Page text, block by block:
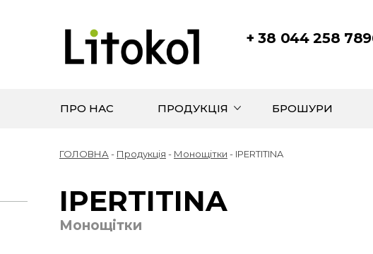
+ 38 044 258
ПРО НАС ПРОДУКЦІЯ БРОШУРИ
ГОЛОВНА - Продукція - Монощітки - IPERTITINA
IPERTITINA
Монощітки